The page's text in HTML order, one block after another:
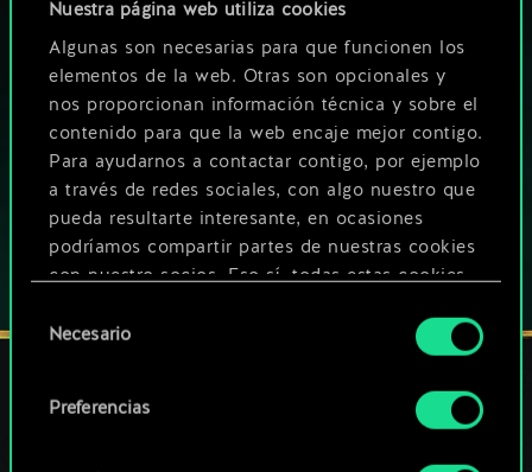
Nuestra página web utiliza cookies
Algunas son necesarias para que funcionen los
elementos de la web. Otras son opcionales y
nos proporcionan información técnica y sobre el
contenido para que la web encaje mejor contigo.
Para ayudarnos a contactar contigo, por ejemplo
a través de redes sociales, con algo nuestro que
pueda resultarte interesante, en ocasiones
podríamos compartir partes de nuestras cookies
con nuestro socios. Eso sí, todas estas cookies
Encontrarás todos los detalles sobre nuestro uso
preferencias al respecto en el menú «Ajustes» de
deNecesario
Preferencias
JUEGA GRATIS
EN PC
Este juego ofrece la posibilidad de realizar compras dentro del
juego
JUEGA TAMBIÉN EN: